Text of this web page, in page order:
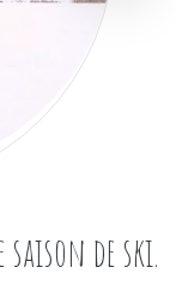
de ski.